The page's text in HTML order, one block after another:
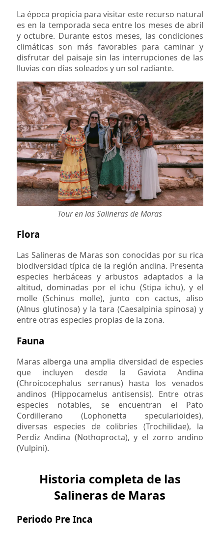
La época propicia para visitar este recurso natural
es en la temporada seca entre los meses de abril
y octubre. Durante estos meses, las condiciones
climáticas son más favorables para caminar y
disfrutar del paisaje sin las interrupciones de las
lluvias con días soleados y un sol radiante.
Tour en las Salineras de Maras
Flora
Las Salineras de Maras son conocidas por su rica
biodiversidad típica de la región andina. Presenta
especies herbáceas y arbustos adaptados a la
altitud, dominadas por el ichu (Stipa ichu), y el
molle (Schinus molle), junto con cactus, aliso
(Alnus glutinosa) y la tara (Caesalpinia spinosa) y
entre otras especies propias de la zona.
Fauna
Maras alberga una amplia diversidad de especies
que incluyen desde la Gaviota Andina
(Chroicocephalus serranus) hasta los venados
andinos (Hippocamelus antisensis). Entre otras
especies notables, se encuentran el Pato
Cordillerano (Lophonetta specularioides),
diversas especies de colibríes (Trochilidae), la
Perdiz Andina (Nothoprocta), y el zorro andino
(Vulpini).
Historia completa de las
Salineras de Maras
Periodo Pre Inca